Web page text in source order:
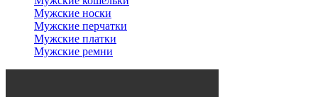
Мужские носки
Мужские перчатки
Мужские платки
Мужские ремни